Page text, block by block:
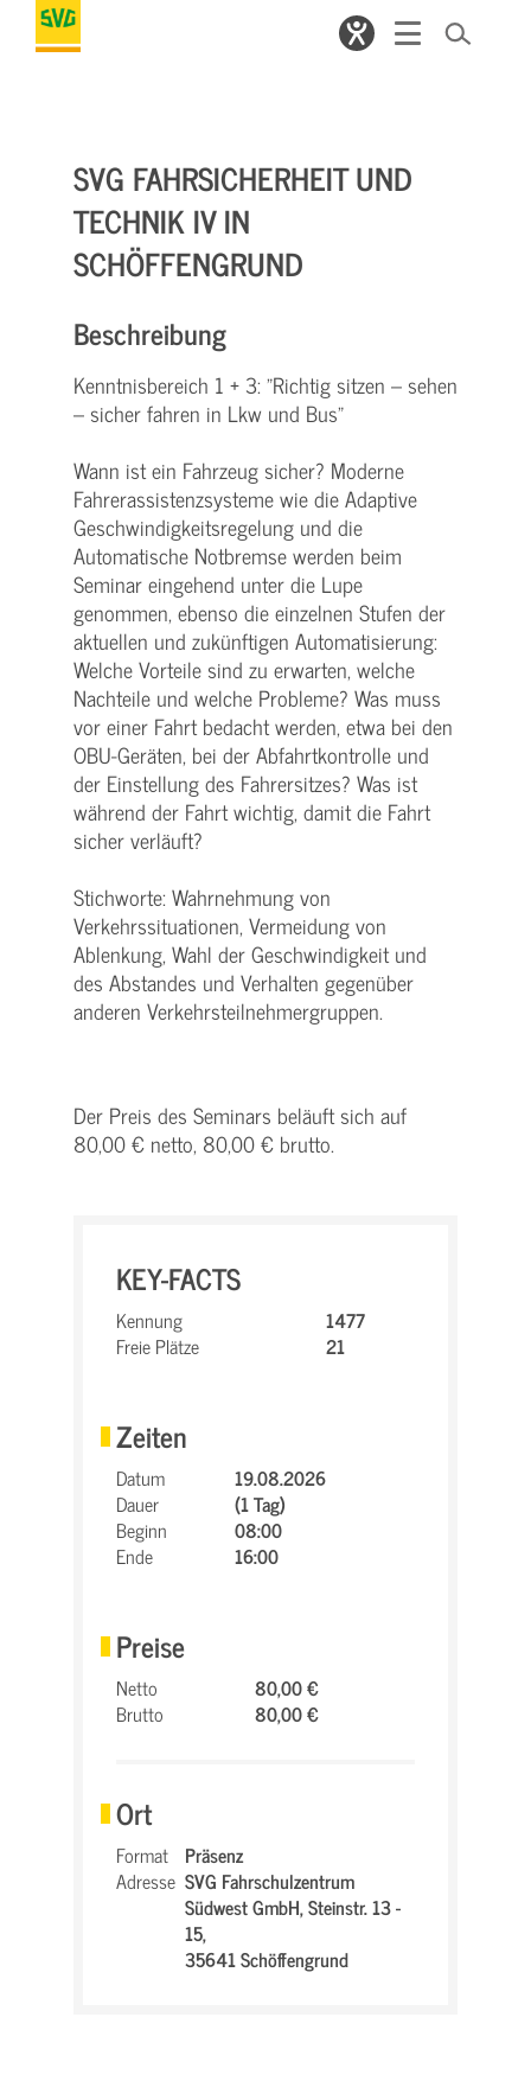
SVG FAHRSICHERHEIT UND
TECHNIK IV IN
SCHÖFFENGRUND
Beschreibung
Kenntnisbereich 1 + 3: "Richtig sitzen – sehen
– sicher fahren in Lkw und Bus"
Wann ist ein Fahrzeug sicher? Moderne
Fahrerassistenzsysteme wie die Adaptive
Geschwindigkeitsregelung und die
Automatische Notbremse werden beim
Seminar eingehend unter die Lupe
genommen, ebenso die einzelnen Stufen der
aktuellen und zukünftigen Automatisierung:
Welche Vorteile sind zu erwarten, welche
Nachteile und welche Probleme? Was muss
vor einer Fahrt bedacht werden, etwa bei den
OBU-Geräten, bei der Abfahrtkontrolle und
der Einstellung des Fahrersitzes? Was ist
während der Fahrt wichtig, damit die Fahrt
sicher verläuft?
Stichworte: Wahrnehmung von
Verkehrssituationen, Vermeidung von
Ablenkung, Wahl der Geschwindigkeit und
des Abstandes und Verhalten gegenüber
anderen Verkehrsteilnehmergruppen.
Der Preis des Seminars beläuft sich auf
80,00 € netto, 80,00 € brutto.
KEY-FACTS
Kennung
1477
Freie Plätze
21
Zeiten
Datum
19.08.2026
Dauer
(1 Tag)
Beginn
08:00
Ende
16:00
Preise
Netto
80,00 €
Brutto
80,00 €
Ort
Format Präsenz
Adresse SVG Fahrschulzentrum
Südwest GmbH,Steinstr. 13 -
15,
35641 Schöffengrund